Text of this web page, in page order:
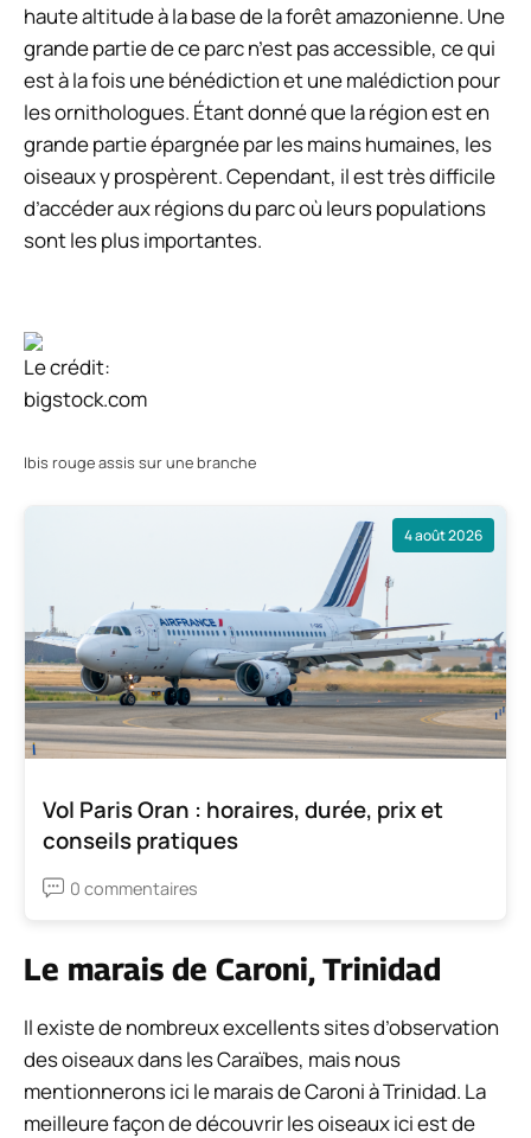
haute altitude à la base de la forêt amazonienne. Une
grande partie de ce parc n’est pas accessible, ce qui
est à la fois une bénédiction et une malédiction pour
les ornithologues. Étant donné que la région est en
grande partie épargnée par les mains humaines, les
oiseaux y prospèrent. Cependant, il est très difficile
d’accéder aux régions du parc où leurs populations
sont les plus importantes.
Le crédit:
bigstock.com
Ibis rouge assis sur une branche
4 août 2026
Vol Paris Oran : horaires, durée, prix et
conseils pratiques
0 commentaires
Le marais de Caroni, Trinidad
Il existe de nombreux excellents sites d’observation
des oiseaux dans les Caraïbes, mais nous
mentionnerons ici le marais de Caroni à Trinidad. La
meilleure façon de découvrir les oiseaux ici est de